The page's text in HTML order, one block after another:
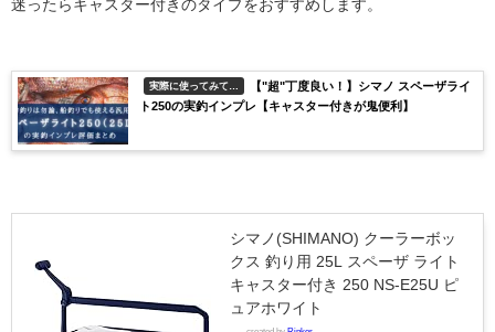
迷ったらキャスター付きのタイプをおすすめします。
実際に使ってみて…
【"超"丁度良い！】シマノ スペーザライ
ト250の実釣インプレ【キャスター付きが鬼便利】
シマノ(SHIMANO) クーラーボッ
クス 釣り用 25L スペーザ ライト
キャスター付き 250 NS-E25U ピ
ュアホワイト